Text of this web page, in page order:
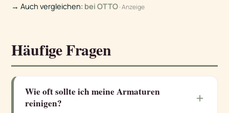
→ Auch vergleichen: bei OTTO· Anzeige
Häufige Fragen
Wie oft sollte ich meine Armaturen
reinigen?
＋